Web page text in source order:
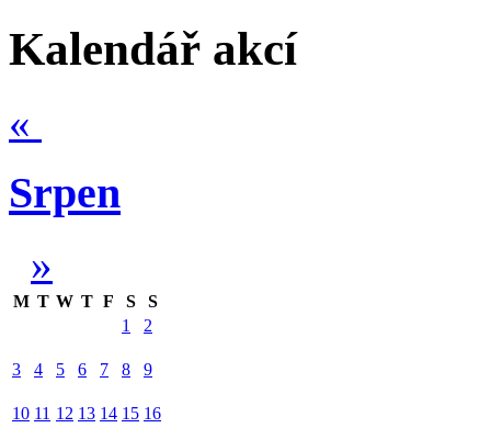
Kalendář akcí
«
Srpen
»
M T W T F S
S
1
2
3 4 5 6 7 8 9
10 11 12 13 14 15 16